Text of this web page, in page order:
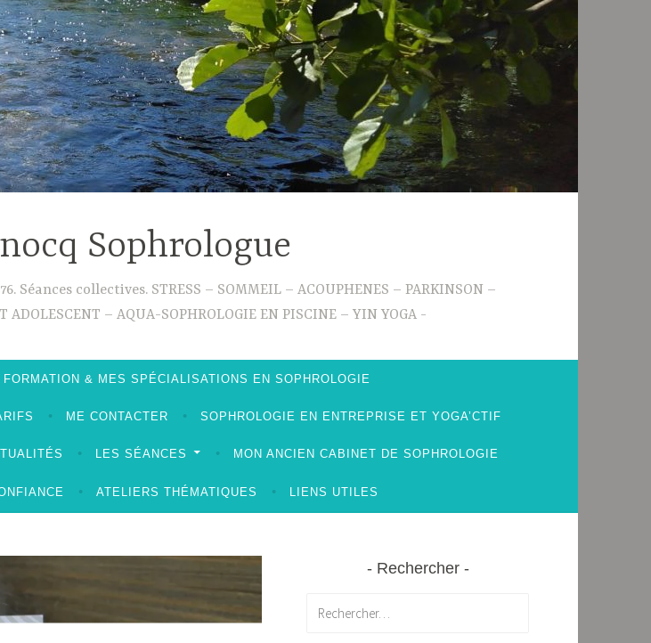
Sophrologue
collectives. STRESS – SOMMEIL – ACOUPHENES – PARKINSON –
– AQUA-SOPHROLOGIE EN PISCINE – YIN YOGA
FORMATION & MES SPÉCIALISATIONS EN SOPHROLOGIE
ME CONTACTER SOPHROLOGIE EN ENTREPRISE ET YOGA’CTIF
LES SÉANCES MON ANCIEN CABINET DE SOPHROLOGIE
ATELIERS THÉMATIQUES LIENS UTILES
Rechercher